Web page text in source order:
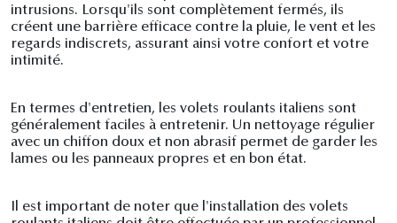
intrusions. Lorsqu'ils sont complètement fermés, ils
créent une barrière efficace contre la pluie, le vent et les
regards indiscrets, assurant ainsi votre confort et votre
intimité.
En termes d'entretien, les volets roulants italiens sont
généralement faciles à entretenir. Un nettoyage régulier
avec un chiffon doux et non abrasif permet de garder les
lames ou les panneaux propres et en bon état.
Il est important de noter que l'installation des volets